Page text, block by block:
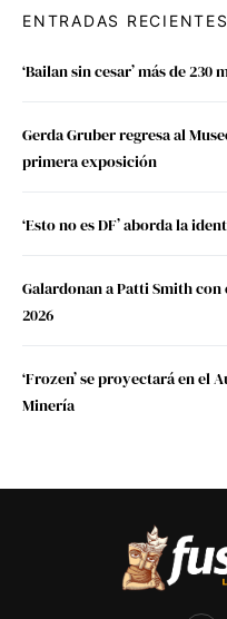
ENTRADAS RECIENTES
‘Bailan sin cesar’ más de
Gerda Gruber regresa al
primera exposición
‘Esto no es DF’ aborda la
Galardonan a Patti Smith
2026
‘Frozen’ se proyectará en el
Minería